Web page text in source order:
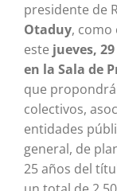
presidente de
Otaduy,
este jueves,
en la Sala de
que
colectivos,
entidades
general, de
25 años del